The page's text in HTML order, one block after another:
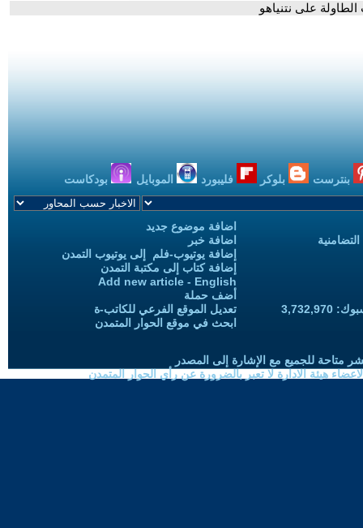
على نتنياهو
بنترست بلوكر فليبورد الموبايل بودكاست
اضافة موضوع جديد
اضافة خبر
إضافة يوتيوب-فلم إلى يوتيوب التمدن
إضافة كتاب إلى مكتبة التمدن
Add new article - English
أضف حملة
تعديل الموقع الفرعي للكاتب-ة
ابحث في موقع الحوار المتمدن
متاحة للجميع مع الإشارة إلى المصدر
هيئة الادارة لا تعبر بالضرورة عن رأي الحوار المتمدن